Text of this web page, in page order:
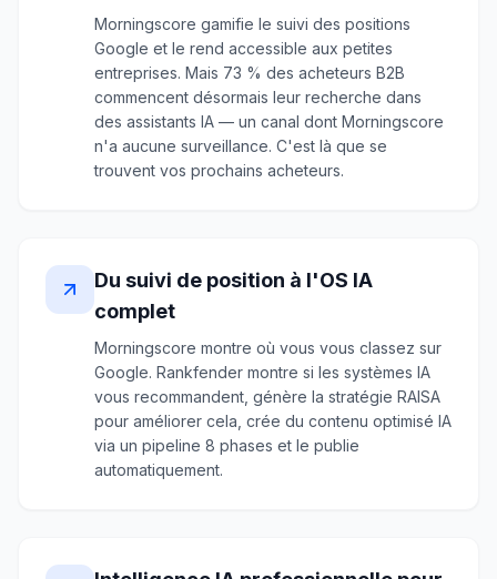
Morningscore gamifie le suivi des positions
Google et le rend accessible aux petites
entreprises. Mais 73 % des acheteurs B2B
commencent désormais leur recherche dans
des assistants IA — un canal dont Morningscore
n'a aucune surveillance. C'est là que se
trouvent vos prochains acheteurs.
Du suivi de position à l'OS IA
complet
Morningscore montre où vous vous classez sur
Google. Rankfender montre si les systèmes IA
vous recommandent, génère la stratégie RAISA
pour améliorer cela, crée du contenu optimisé IA
via un pipeline 8 phases et le publie
automatiquement.